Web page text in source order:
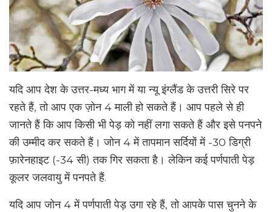
यदि आप देश के उत्तर-मध्य भाग में या न्यू इंग्लैंड के उत्तरी सिरे पर
रहते हैं, तो आप एक ज़ोन 4 माली हो सकते हैं। आप पहले से ही
जानते हैं कि आप किसी भी पेड़ को नहीं लगा सकते हैं और इसे पनपने
की उम्मीद कर सकते हैं। जोन 4 में तापमान सर्दियों में -30 डिग्री
फ़ारेनहाइट (-34 सी) तक गिर सकता है। लेकिन कई पर्णपाती पेड़
कूलर जलवायु में पनपते हैं.
यदि आप जोन 4 में पर्णपाती पेड़ उगा रहे हैं, तो आपके पास चुनने के